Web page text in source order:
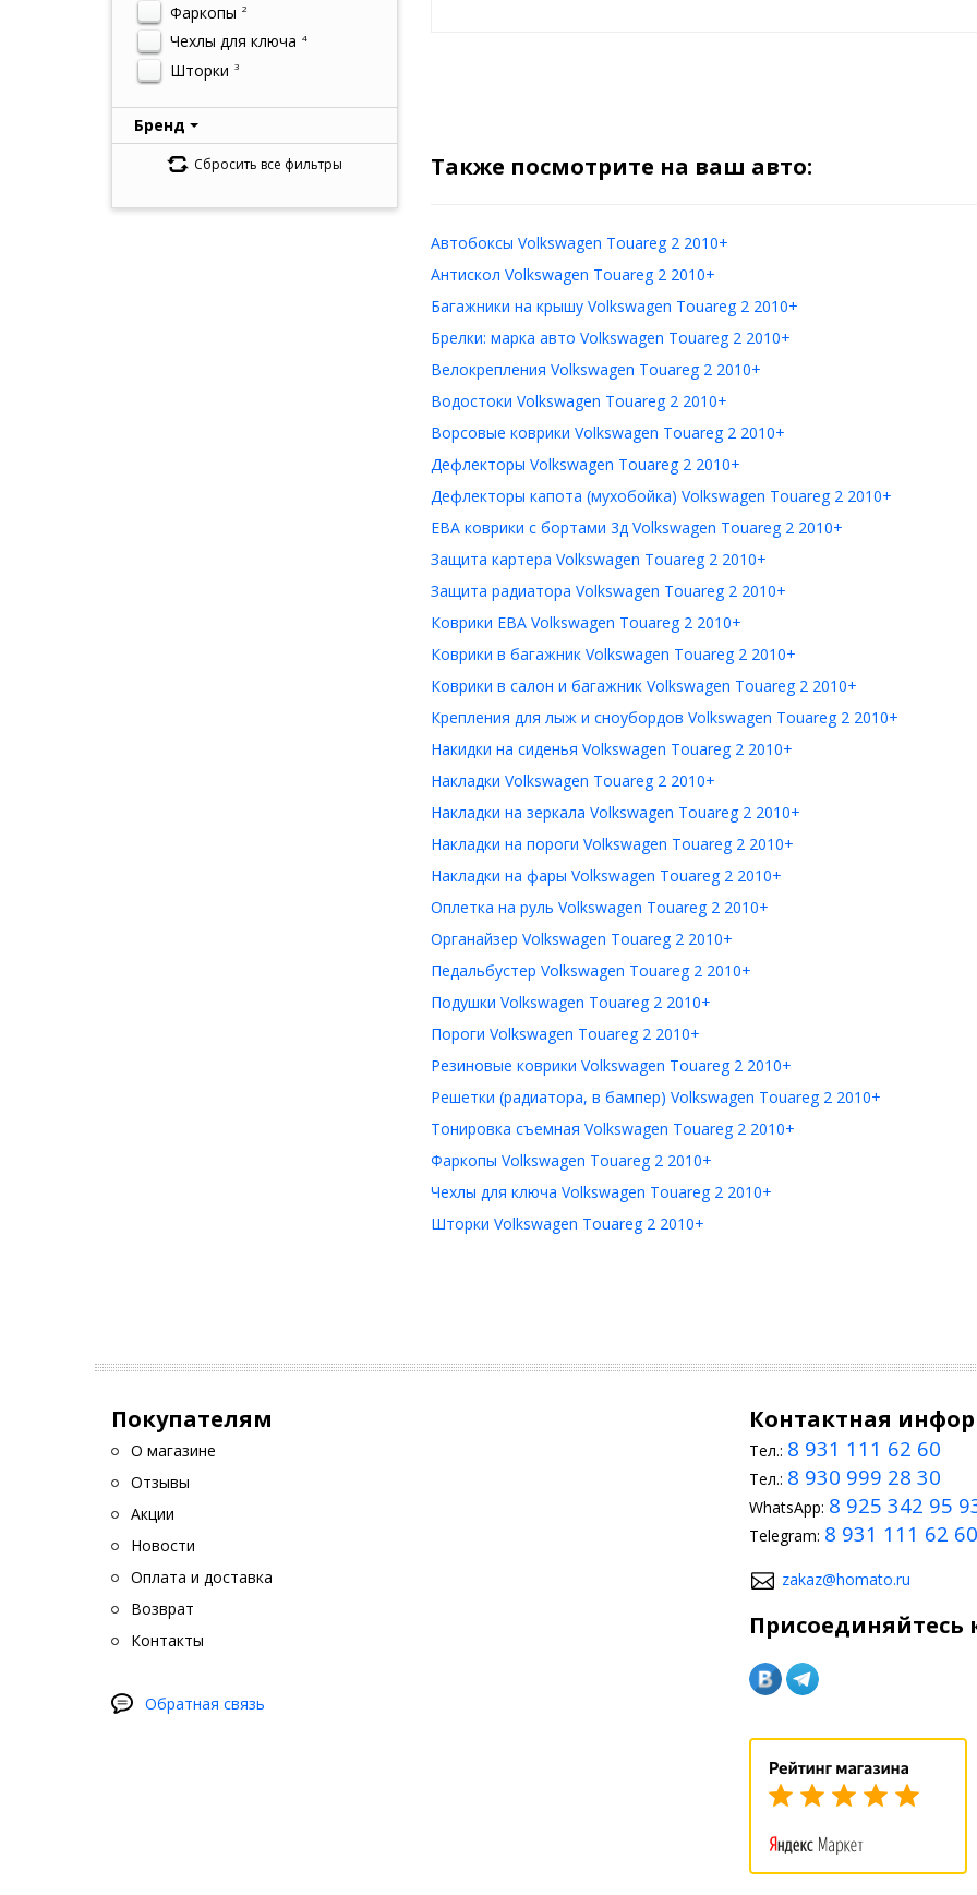
Фаркопы 2
Чехлы для ключа 4
Шторки 3
Бренд
Сбросить все фильтры Также посмотрите на ваш авто:
Автобоксы Volkswagen Touareg 2 2010+
Антискол Volkswagen Touareg 2 2010+
Багажники на крышу Volkswagen Touareg 2 2010+
Брелки: марка авто Volkswagen Touareg 2 2010+
Велокрепления Volkswagen Touareg 2 2010+
Водостоки Volkswagen Touareg 2 2010+
Ворсовые коврики Volkswagen Touareg 2 2010+
Дефлекторы Volkswagen Touareg 2 2010+
Дефлекторы капота (мухобойка) Volkswagen Touareg 2 2010+
ЕВА коврики с бортами 3д Volkswagen Touareg 2 2010+
Защита картера Volkswagen Touareg 2 2010+
Защита радиатора Volkswagen Touareg 2 2010+
Коврики ЕВА Volkswagen Touareg 2 2010+
Коврики в багажник Volkswagen Touareg 2 2010+
Коврики в салон и багажник Volkswagen Touareg 2 2010+
Крепления для лыж и сноубордов Volkswagen Touareg 2 2010+
Накидки на сиденья Volkswagen Touareg 2 2010+
Накладки Volkswagen Touareg 2 2010+
Накладки на зеркала Volkswagen Touareg 2 2010+
Накладки на пороги Volkswagen Touareg 2 2010+
Накладки на фары Volkswagen Touareg 2 2010+
Оплетка на руль Volkswagen Touareg 2 2010+
Органайзер Volkswagen Touareg 2 2010+
Педальбустер Volkswagen Touareg 2 2010+
Подушки Volkswagen Touareg 2 2010+
Пороги Volkswagen Touareg 2 2010+
Резиновые коврики Volkswagen Touareg 2 2010+
Решетки (радиатора, в бампер) Volkswagen Touareg 2 2010+
Тонировка съемная Volkswagen Touareg 2 2010+
Фаркопы Volkswagen Touareg 2 2010+
Чехлы для ключа Volkswagen Touareg 2 2010+
Шторки Volkswagen Touareg 2 2010+
Покупателям
О магазине
Отзывы
Акции
Новости
Оплата и доставка
Возврат
Контакты
Обратная связь
Контактная
Тел.: 8 931 111 62 60
Тел.: 8 930 999 28 30
WhatsApp: 8 925 342 95
Telegram: 8 931 111 62 60
zakaz@homato.ru
Присоединяйтесь